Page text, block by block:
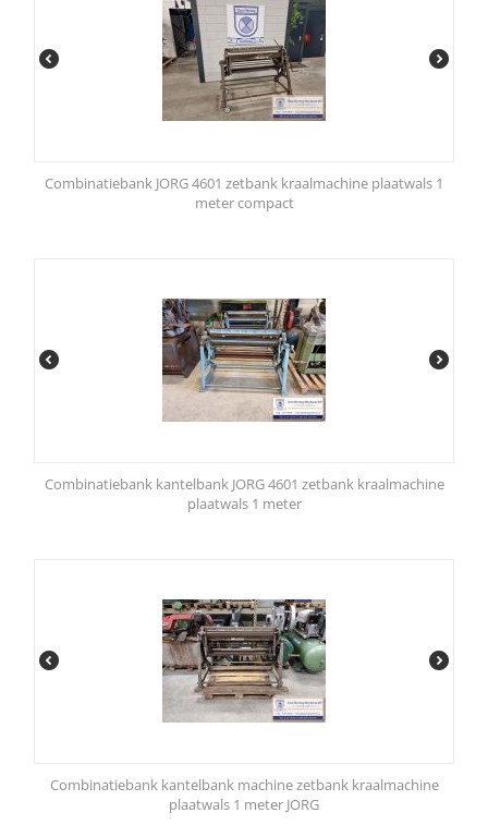
Combinatiebank JORG 4601 zetbank kraalmachine plaatwals 1
meter compact
Combinatiebank kantelbank JORG 4601 zetbank kraalmachine
plaatwals 1 meter
Combinatiebank kantelbank machine zetbank kraalmachine
plaatwals 1 meter JORG